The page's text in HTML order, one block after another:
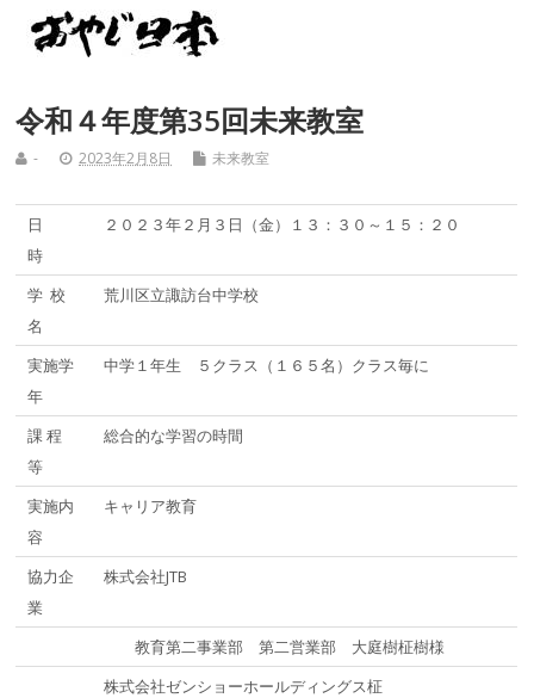
令和４年度第35回未来教室
- 2023年2月8日 未来教室
日
時
２０２３年２月３日（金）１３：３０～１５：２０
学 校
名
荒川区立諏訪台中学校
実施学
年
中学１年生 ５クラス（１６５名）クラス毎に
課 程
等
総合的な学習の時間
実施内
容
キャリア教育
協力企
業
株式会社JTB
教育第二事業部 第二営業部 大庭樹柾樹様
株式会社ゼンショーホールディングス柾